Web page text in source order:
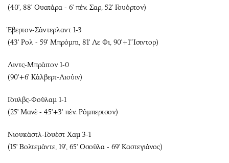
(40', 88' Ουατάρα - 6' πέν. Σαρ, 52' Γουόρτον)
Έβερτον-Σάντερλαντ 1-3
(43' Ρολ - 59' Μπρόμπι, 81' Λε Φι, 90'+1' Ίσιντορ)
Λιντς-Μπράιτον 1-0
(90'+6' Κάλβερτ-Λιούιν)
Γουλβς-Φούλαμ 1-1
(25' Μανέ - 45'+3' πέν. Ρόμπερτσον)
Νιουκάστλ-Γουέστ Χαμ 3-1
(15' Βολτεμάντε, 19', 65' Οσούλα - 69' Καστεγιάνος)